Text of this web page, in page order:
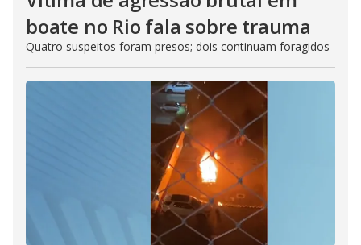
boate no Rio fala sobre trauma
Quatro suspeitos foram presos; dois continuam foragidos